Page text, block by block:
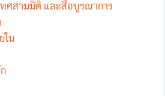
ศสามมิติ และสื่อบูรณาการ
ใน